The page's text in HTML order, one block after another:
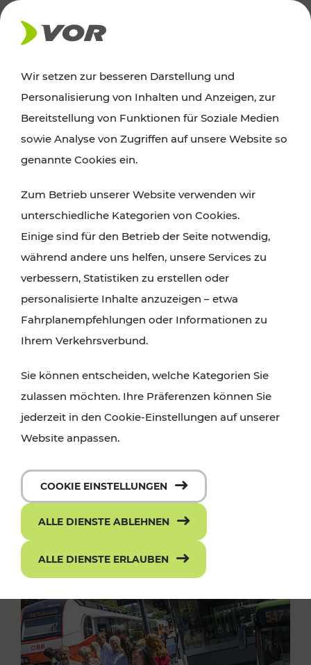
AKTUELLES
News
Alle wichtigen Meldungen zu Fahrplanänderungen,
finden Sie hier im Überblick.
Wir setzen zur besseren Darstellung und
Personalisierung von Inhalten und Anzeigen, zur
Bereitstellung von Funktionen für Soziale Medien
sowie Analyse von Zugriffen auf unsere Website so
genannte Cookies ein.
Zum Betrieb unserer Website verwenden wir
unterschiedliche Kategorien von Cookies.
Einige sind für den Betrieb der Seite notwendig,
während andere uns helfen, unsere Services zu
verbessern, Statistiken zu erstellen oder
personalisierte Inhalte anzuzeigen – etwa
Fahrplanempfehlungen oder Informationen zu
Ihrem Verkehrsverbund.
Sie können entscheiden, welche Kategorien Sie
zulassen möchten. Ihre Präferenzen können Sie
jederzeit in den Cookie-Einstellungen auf unserer
Website anpassen.
COOKIE EINSTELLUNGEN
ALLE DIENSTE ABLEHNEN
ALLE DIENSTE ERLAUBEN